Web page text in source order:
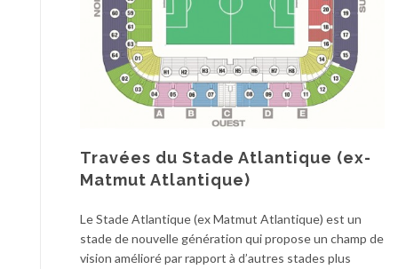
Travées du Stade Atlantique (ex-
Matmut Atlantique)
Le Stade Atlantique (ex Matmut Atlantique) est un
stade de nouvelle génération qui propose un champ de
vision amélioré par rapport à d’autres stades plus